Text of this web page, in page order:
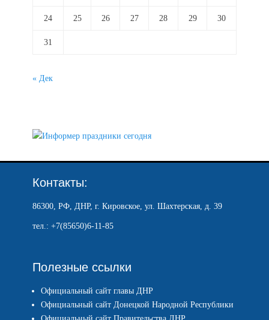
24 25 26 27 28 29 30
31
« Дек
Контакты:
86300, РФ, ДНР, г. Кировское, ул. Шахтерская, д. 39
тел.: +7(85650)6-11-85
Полезные ссылки
Официальный сайт главы ДНР
Официальный сайт Донецкой Народной Республики